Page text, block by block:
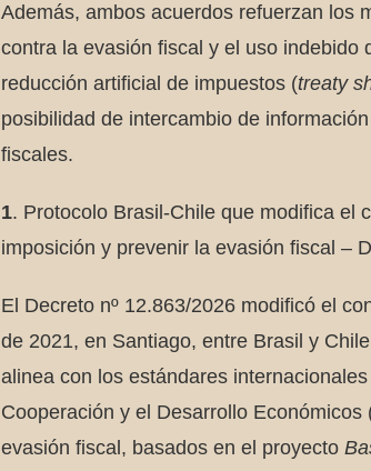
Además, ambos acuerdos refuerzan los
contra la evasión fiscal y el uso indebido
reducción artificial de impuestos (treaty
posibilidad de intercambio de
fiscales.
1. Protocolo Brasil-Chile que modifica el
imposición y prevenir la evasión fiscal –
El Decreto nº 12.863/2026 modificó el
de 2021, en Santiago, entre Brasil y
alinea con los estándares
Cooperación y el Desarrollo Económicos
evasión fiscal, basados en el proyecto